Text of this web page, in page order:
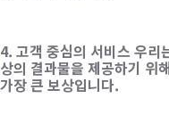
4. 고객 중심의 서비스 우리
상의 결과물을 제공하기 위
가장 큰 보상입니다.